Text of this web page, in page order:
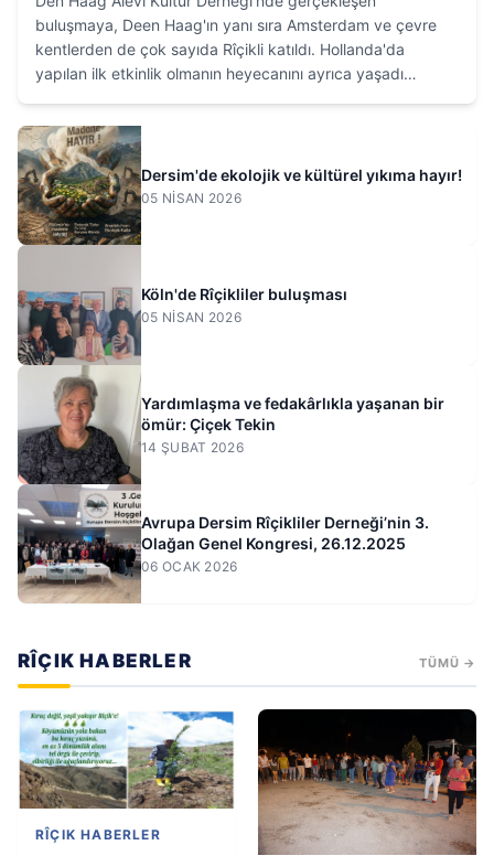
buluşmaya, Deen Haag'ın yanı sıra Amsterdam ve çevre
kentlerden de çok sayıda Rîçikli katıldı. Hollanda'da
yapılan ilk etkinlik olmanın heyecanını ayrıca yaşadı
Dersim'de ekolojik ve kültürel yıkıma hayır!
05 NISAN 2026
Köln'de Rîçikliler buluşması
05 NISAN 2026
Yardımlaşma ve fedakârlıkla yaşanan bir
ömür: Çiçek Tekin
14 ŞUBAT 2026
Avrupa Dersim Rîçikliler Derneği’nin 3.
Olağan Genel Kongresi, 26.12.2025
06 OCAK 2026
RÎÇIK HABERLER TÜMÜ →
RÎÇIK HABERLER